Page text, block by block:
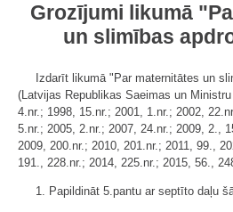
Grozījumi likumā
un slimības
Izdarīt likumā "Par maternitātes un
(Latvijas Republikas Saeimas un
4.nr.; 1998, 15.nr.; 2001, 1.nr.; 2002,
5.nr.; 2005, 2.nr.; 2007, 24.nr.; 2009, 2.,
2009, 200.nr.; 2010, 201.nr.; 2011, 99.,
191., 228.nr.; 2014, 225.nr.; 2015, 56.,
1. Papildināt 5.pantu ar septīto daļu